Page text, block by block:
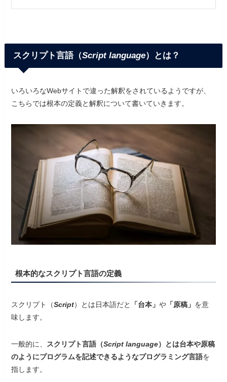
スクリプト言語（Script language）とは？
いろいろなWebサイトで違った解釈をされているようですが、
こちらでは根本の定義と解釈について書いていきます。
根本的なスクリプト言語の定義
スクリプト（Script）とは日本語だと 「台本」や 「原稿」 を意
味します。
一般的に、 スクリプト言語（Script language）とは台本や原稿
のようにプログラムを記述できるようなプログラミング言語を
指します。